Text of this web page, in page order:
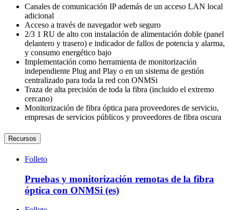
Canales de comunicación IP además de un acceso LAN local
adicional
Acceso a través de navegador web seguro
2/3 1 RU de alto con instalación de alimentación doble (panel
delantero y trasero) e indicador de fallos de potencia y alarma,
y consumo energético bajo
Implementación como herramienta de monitorización
independiente Plug and Play o en un sistema de gestión
centralizado para toda la red con ONMSi
Traza de alta precisión de toda la fibra (incluido el extremo
cercano)
Monitorización de fibra óptica para proveedores de servicio,
empresas de servicios públicos y proveedores de fibra oscura
Recursos
Folleto
Pruebas y monitorización remotas de la fibra
óptica con ONMSi (es)